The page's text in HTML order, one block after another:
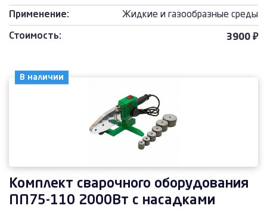
Применение: Жидкие и газообразные среды
Стоимость: 3900 ₽
В наличии
Комплект сварочного оборудования
ПП75-110 2000Вт с насадками